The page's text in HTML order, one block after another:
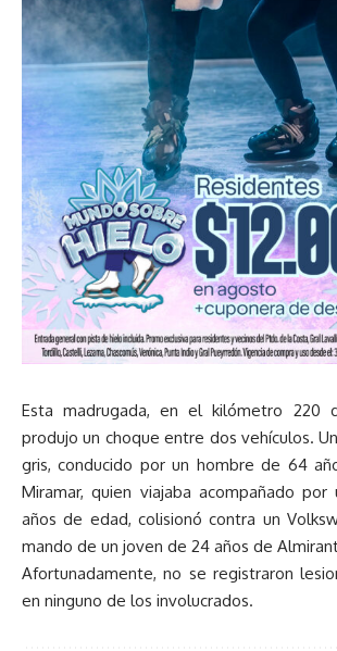
Esta madrugada, en el kilómetro 220
produjo un choque entre dos vehículos.
gris, conducido por un hombre de 64
Miramar, quien viajaba acompañado
años de edad, colisionó contra un
mando de un joven de 24 años de
Afortunadamente, no se registraron
en ninguno de los involucrados.